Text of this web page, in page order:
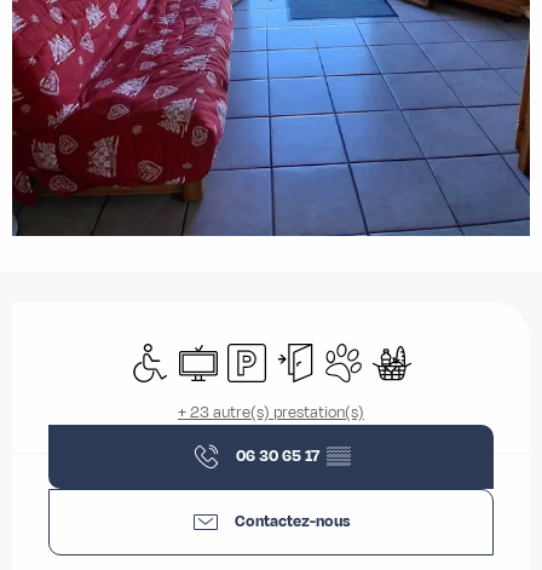
Accès handicapés
TélévisionParkingEntrée indépendante
Animaux acceptés
Commerce
+ 23 autre(s) prestation(s)
06 30 65 17 ▒▒
Contactez-nous